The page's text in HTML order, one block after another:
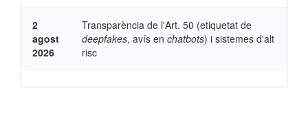
2
agost
2026
Transparència de l'Art. 50 (etiquetat de
deepfakes, avís en chatbots) i sistemes d'alt
risc